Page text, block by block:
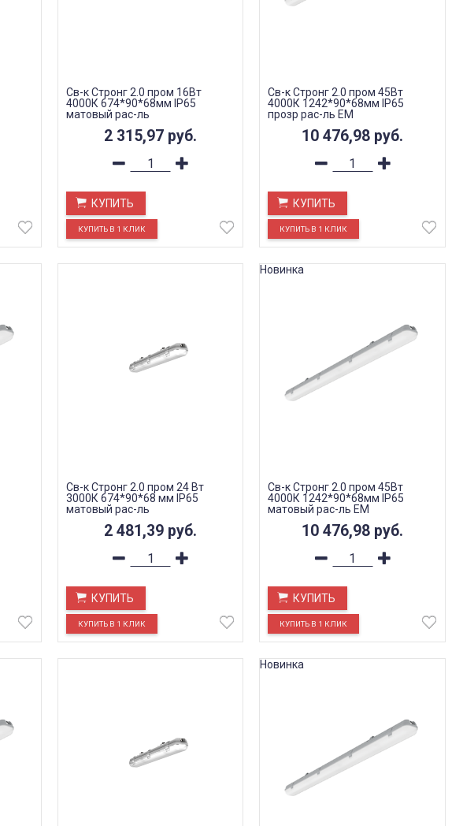
Св-к Стронг 2.0 пром 16Вт
4000К 674*90*68мм IP65
матовый рас-ль
2 315,97 руб.
КУПИТЬ
Св-к Стронг 2.0 пром 45Вт
4000К 1242*90*68мм IP65
прозр рас-ль EM
10 476,98 руб.
КУПИТЬ
Св-к Стронг 2.0 пром 24 Вт
3000К 674*90*68 мм IP65
матовый рас-ль
2 481,39 руб.
КУПИТЬ
Св-к Стронг 2.0 пром 45Вт
4000К 1242*90*68мм IP65
матовый рас-ль EM
10 476,98 руб.
КУПИТЬ
Новинка
Новинка